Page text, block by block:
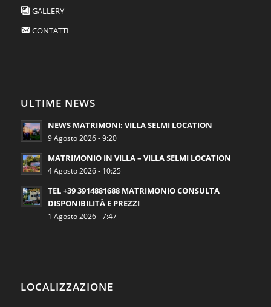
GALLERY
CONTATTI
ULTIME NEWS
NEWS MATRIMONI: VILLA SELMI LOCATION
9 Agosto 2026 - 9:20
MATRIMONIO IN VILLA – VILLA SELMI LOCATION
4 Agosto 2026 - 10:25
TEL +39 3914881688 MATRIMONIO CONSULTA
DISPONIBILITÀ E PREZZI
1 Agosto 2026 - 7:47
LOCALIZZAZIONE